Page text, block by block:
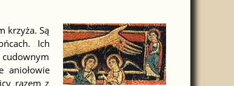
krzyża. Są
Ich
aniołowie
razem z